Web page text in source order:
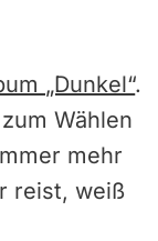
„Dunkel“.
Wählen
mehr
reist, weiß